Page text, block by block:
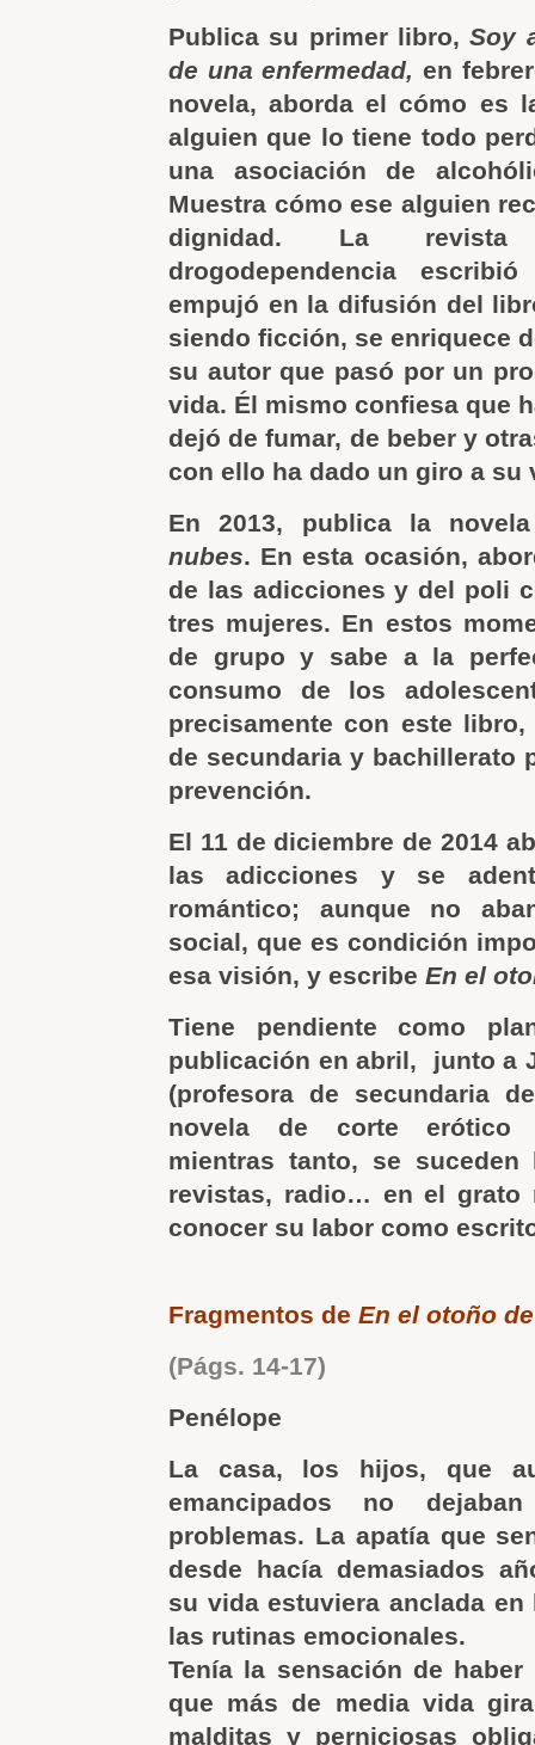
Publica su primer libro,Soy
de una enfermedad, en
novela, aborda el cómo es
alguien que lo tiene todo
una asociación de
Muestra cómo ese alguien
dignidad. La
drogodependencia
empujó en la difusión del
siendo ficción, se enriquece
su autor que pasó por un
vida. Él mismo confiesa que
dejó de fumar, de beber y
con ello ha dado un giro a su
En 2013, publica la
nubes. En esta ocasión,
de las adicciones y del poli
tres mujeres. En estos
de grupo y sabe a la
consumo de los
precisamente con este
de secundaria y bachillerato
prevención.
El 11 de diciembre de 2014
las adicciones y se
romántico; aunque no
social, que es condición
esa visión, y escribe En el
Tiene pendiente como
publicación en abril, junto a
(profesora de secundaria
novela de corte erótico
mientras tanto, se suceden
revistas, radio… en el grato
conocer su labor como
Fragmentos de En el otoño
(Págs. 14-17)
Penélope
La casa, los hijos, que
emancipados no
problemas. La apatía que
desde hacía demasiados
su vida estuviera anclada en
las rutinas emocionales.
Tenía la sensación de
que más de media vida
malditas y perniciosas